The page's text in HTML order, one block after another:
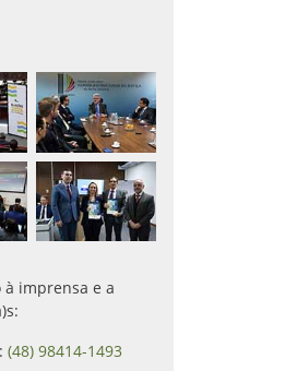
imprensa e a
(48) 98414-1493